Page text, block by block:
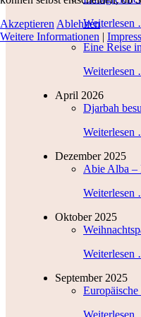
Eine Reise
April 2026
Djarbah
Dezember 2025
Abie Alba –
Oktober 2025
September 2025
Akzeptieren Ablehnen
Weitere Informationen |